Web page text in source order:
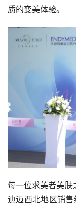
质的变美体验。
每一位求美者美肤
迪迈西北地区销